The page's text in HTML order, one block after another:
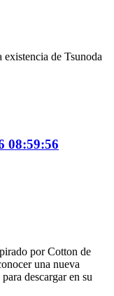
de Tsunoda
08:59:56
por Cotton de
una nueva
descargar en su